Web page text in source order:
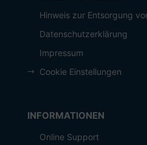
Hinweis zur Entsorgung
Datenschutzerklärung
Impressum
Cookie Einstellungen
INFORMATIONEN
Online Support